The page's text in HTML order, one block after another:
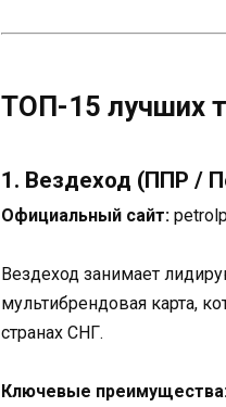
ТОП-15 лучших
1. Вездеход (ППР /
Официальный сайт:
Вездеход занимает
мультибрендовая карта,
странах СНГ.
Ключевые